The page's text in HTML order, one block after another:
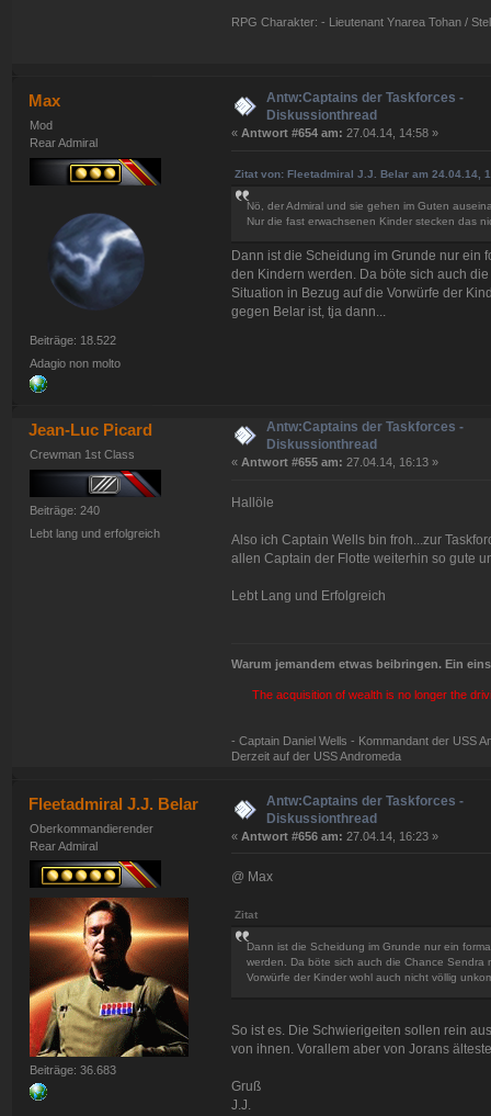
RPG Charakter: - Lieutenant Ynarea Tohan /
Max
Mod
Rear Admiral
Beiträge: 18.522
Adagio non molto
Antw:Captains der Taskforces -
Diskussionthread
« Antwort #654 am: 27.04.14, 14:58 »
Zitat von: Fleetadmiral J.J. Belar am 24.04.14,
Nö, der Admiral und sie gehen im Guten
Nur die fast erwachsenen Kinder stecken das
Dann ist die Scheidung im Grunde nur ein
den Kindern werden. Da böte sich auch
Situation in Bezug auf die Vorwürfe der
gegen Belar ist, tja dann...
Jean-Luc Picard
Crewman 1st Class
Beiträge: 240
Lebt lang und erfolgreich
Antw:Captains der Taskforces -
Diskussionthread
« Antwort #655 am: 27.04.14, 16:13 »
Hallöle
Also ich Captain Wells bin froh...zur
allen Captain der Flotte weiterhin so gute
Lebt Lang und Erfolgreich
Warum jemandem etwas beibringen. Ein
The acquisition of wealth is no longer the
- Captain Daniel Wells - Kommandant der USS
Derzeit auf der USS Andromeda
Fleetadmiral J.J. Belar
Oberkommandierender
Rear Admiral
Beiträge: 36.683
Antw:Captains der Taskforces -
Diskussionthread
« Antwort #656 am: 27.04.14, 16:23 »
@ Max
Zitat
Dann ist die Scheidung im Grunde nur ein
werden. Da böte sich auch die Chance
Vorwürfe der Kinder wohl auch nicht völlig
So ist es. Die Schwierigeiten sollen rein
von ihnen. Vorallem aber von Jorans
Gruß
J.J.